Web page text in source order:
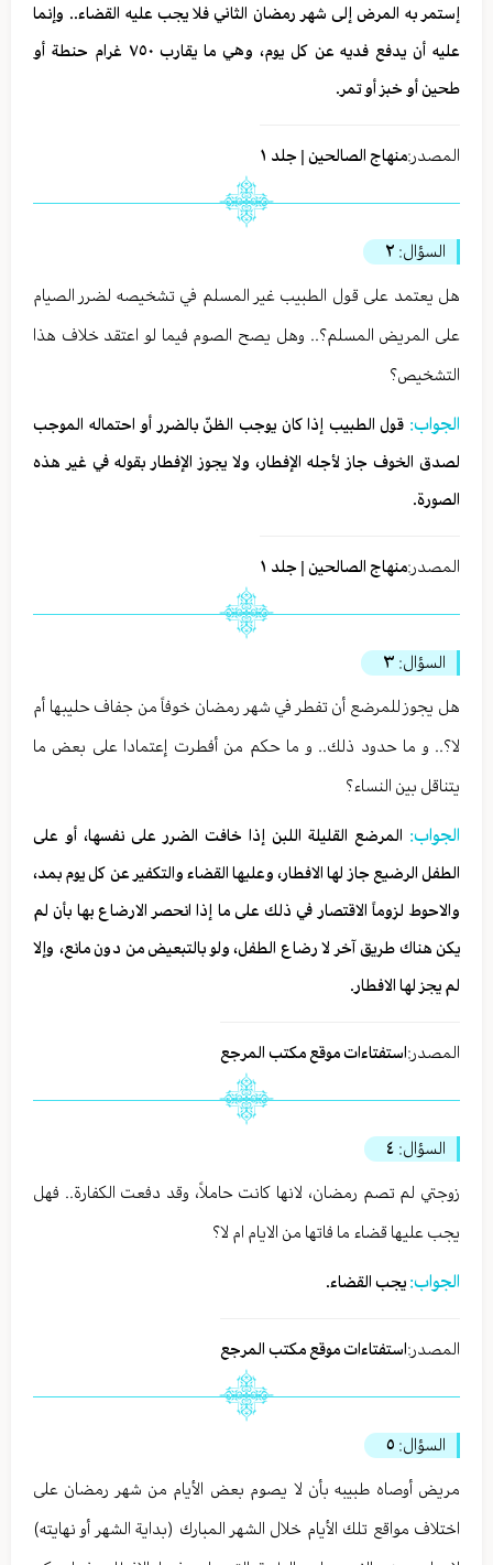
إستمر به المرض إلى شهر رمضان الثاني فلا يجب عليه القضاء.. وإنما
عليه أن يدفع فديه عن كل يوم، وهي ما يقارب ٧٥٠ غرام حنطة أو
طحين أو خبز أو تمر.
المصدر:منهاج الصالحين | جلد ١
السؤال: ٢
هل يعتمد على قول الطبيب غير المسلم في تشخيصه لضرر الصيام
على المريض المسلم؟.. وهل يصح الصوم فيما لو اعتقد خلاف هذا
التشخيص؟
الجواب: قول الطبيب إذا كان يوجب الظنّ بالضرر أو احتماله الموجب
لصدق الخوف جاز لأجله الإفطار، ولا يجوز الإفطار بقوله في غير هذه
الصورة.
المصدر:منهاج الصالحين | جلد ١
السؤال: ٣
هل يجوز للمرضع أن تفطر في شهر رمضان خوفاً من جفاف حليبها أم
لا؟.. و ما حدود ذلك.. و ما حكم من أفطرت إعتمادا على بعض ما
يتناقل بين النساء؟
الجواب: المرضع القليلة اللبن إذا خافت الضرر على نفسها، أو على
الطفل الرضيع جاز لها الافطار، وعليها القضاء والتكفير عن كل يوم بمد،
والاحوط لزوماً الاقتصار في ذلك على ما إذا انحصر الارضاع بها بأن لم
يكن هناك طريق آخر لا رضاع الطفل، ولو بالتبعيض من دون مانع، وإلا
لم يجز لها الافطار.
المصدر:استفتاءات موقع مكتب المرجع
السؤال: ٤
زوجتي لم تصم رمضان، لانها كانت حاملاً، وقد دفعت الكفارة.. فهل
يجب عليها قضاء ما فاتها من الايام ام لا؟
الجواب: يجب القضاء.
المصدر:استفتاءات موقع مكتب المرجع
السؤال: ٥
مريض أوصاه طبيبه بأن لا يصوم بعض الأيام من شهر رمضان على
اختلاف مواقع تلك الأيام خلال الشهر المبارك (بداية الشهر أو نهايته)